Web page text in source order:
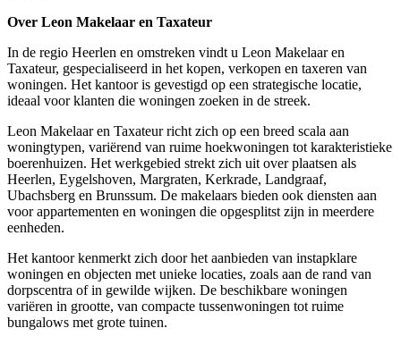
Over Leon Makelaar en Taxateur
In de regio Heerlen en omstreken vindt u Leon Makelaar en
Taxateur, gespecialiseerd in het kopen, verkopen en taxeren van
woningen. Het kantoor is gevestigd op een strategische locatie,
ideaal voor klanten die woningen zoeken in de streek.
Leon Makelaar en Taxateur richt zich op een breed scala aan
woningtypen, variërend van ruime hoekwoningen tot karakteristieke
boerenhuizen. Het werkgebied strekt zich uit over plaatsen als
Heerlen, Eygelshoven, Margraten, Kerkrade, Landgraaf,
Ubachsberg en Brunssum. De makelaars bieden ook diensten aan
voor appartementen en woningen die opgesplitst zijn in meerdere
eenheden.
Het kantoor kenmerkt zich door het aanbieden van instapklare
woningen en objecten met unieke locaties, zoals aan de rand van
dorpscentra of in gewilde wijken. De beschikbare woningen
variëren in grootte, van compacte tussenwoningen tot ruime
bungalows met grote tuinen.